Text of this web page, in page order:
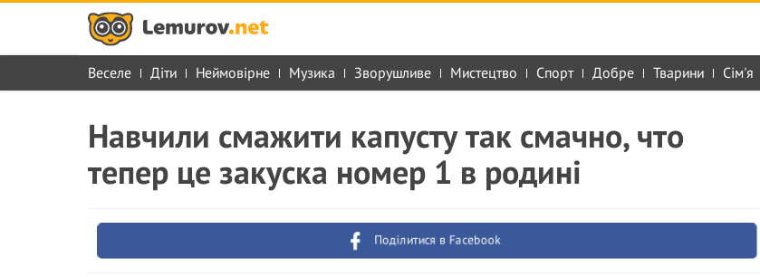
Веселе Діти Неймовірне Музика Зворушливе Мистецтво Спорт Добре Тварини Сім'я
Навчили смажити капусту так смачно, что
тепер це закуска номер 1 в родині
Поділитися в Facebook